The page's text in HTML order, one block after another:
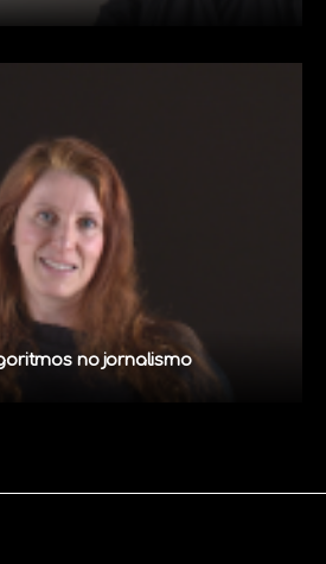
no jornalismo